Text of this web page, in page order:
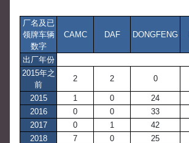
厂名及已
领牌车辆
数字
CAMC DAF DONGFENG
出厂年份
2015年之
前
2 2 0
2015 1 0 24
2016
0 0 33
2017
0 1 42
2018
7 0 25